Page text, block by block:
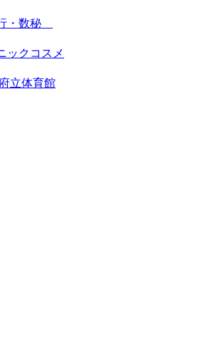
・数秘
ックコスメ
立体育館